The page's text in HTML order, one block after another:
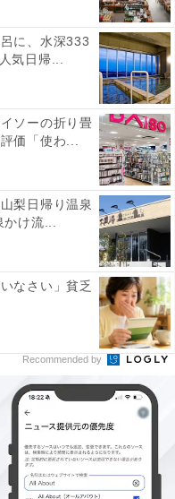
全てに「移動に関する
あることから、引っ越
るといいでしょう。
るため、投資や副業、
ながるようなアクシ
ーが物事をスムーズに
に、水深333
気日帰...
ソーの折り畳
価「使わ...
梨日帰り温泉
け流...
なさい」貧乏
Recommended by